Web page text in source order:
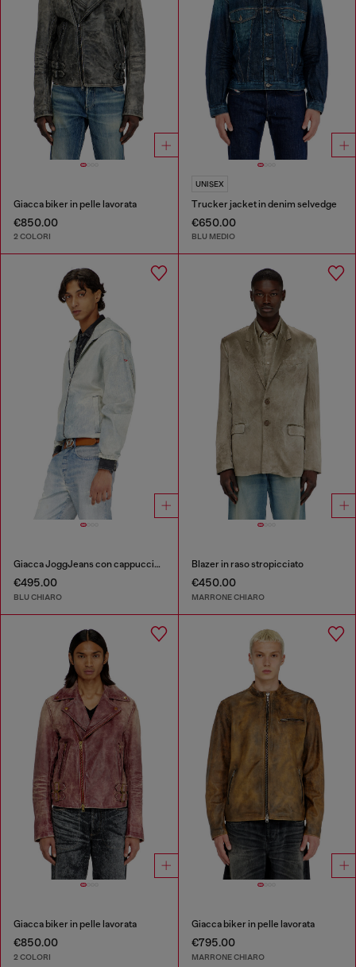
Giacca biker in pelle lavorata
€850.00
2 COLORI
UNISEX
Trucker jacket in denim selvedge
€650.00
BLU MEDIO
Giacca JoggJeans con cappuccio effetto trompe l’oeil
€495.00
BLU CHIARO
Blazer in raso stropicciato
€450.00
MARRONE CHIARO
Giacca biker in pelle lavorata
€850.00
2 COLORI
Giacca biker in pelle lavorata
€795.00
MARRONE CHIARO